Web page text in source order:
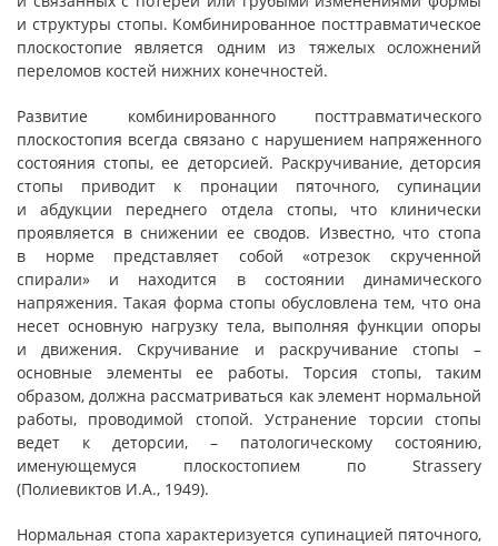
и структуры стопы. Комбинированное посттравматическое
плоскостопие является одним из тяжелых осложнений
переломов костей нижних конечностей.
Развитие комбинированного посттравматического
плоскостопия всегда связано с нарушением напряженного
состояния стопы, ее деторсией. Раскручивание, деторсия
стопы приводит к пронации пяточного, супинации
и абдукции переднего отдела стопы, что клинически
проявляется в снижении ее сводов. Известно, что стопа
в норме представляет собой «отрезок скрученной
спирали» и находится в состоянии динамического
напряжения. Такая форма стопы обусловлена тем, что она
несет основную нагрузку тела, выполняя функции опоры
и движения. Скручивание и раскручивание стопы –
основные элементы ее работы. Торсия стопы, таким
образом, должна рассматриваться как элемент нормальной
работы, проводимой стопой. Устранение торсии стопы
ведет к деторсии, – патологическому состоянию,
именующемуся плоскостопием по Strassery
(Полиевиктов И.А., 1949).
Нормальная стопа характеризуется супинацией пяточного,